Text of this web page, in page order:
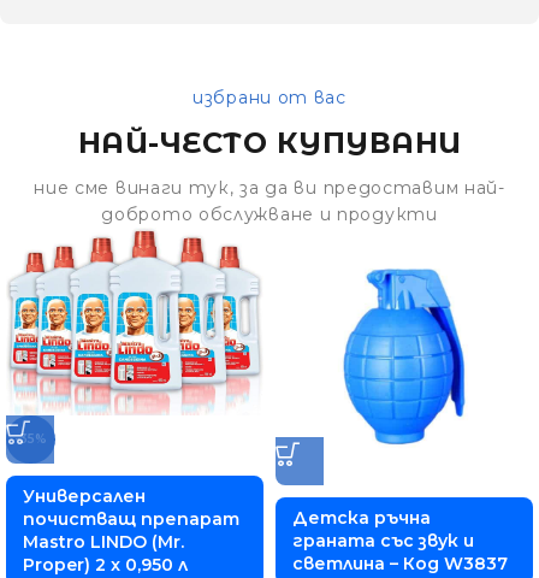
избрани от вас
НАЙ-ЧЕСТО КУПУВАНИ
ние сме винаги тук, за да ви предоставим най-
доброто обслужване и продукти
-35%
Универсален
почистващ препарат
Mastro LINDO (Mr.
Proper) 2 x 0,950 л
Детска ръчна
граната със звук и
светлина – Код W3837